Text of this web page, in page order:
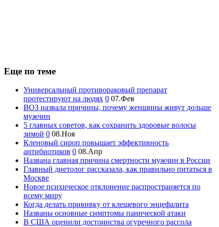
Еще по теме
Универсальный противораковый препарат
протестируют на людях 0 07.Фев
ВОЗ назвала причины, почему женщины живут дольше
мужчин
5 главных советов, как сохранить здоровые волосы
зимой 0 08.Ноя
Кленовый сироп повышает эффективность
антибиотиков 0 08.Апр
Названа главная причина смертности мужчин в России
Главный диетолог рассказала, как правильно питаться в
Москве
Новое психическое отклонение распространяется по
всему миру
Когда делать прививку от клещевого энцефалита
Названы основные симптомы панической атаки
В США оценили достоинства огуречного рассола